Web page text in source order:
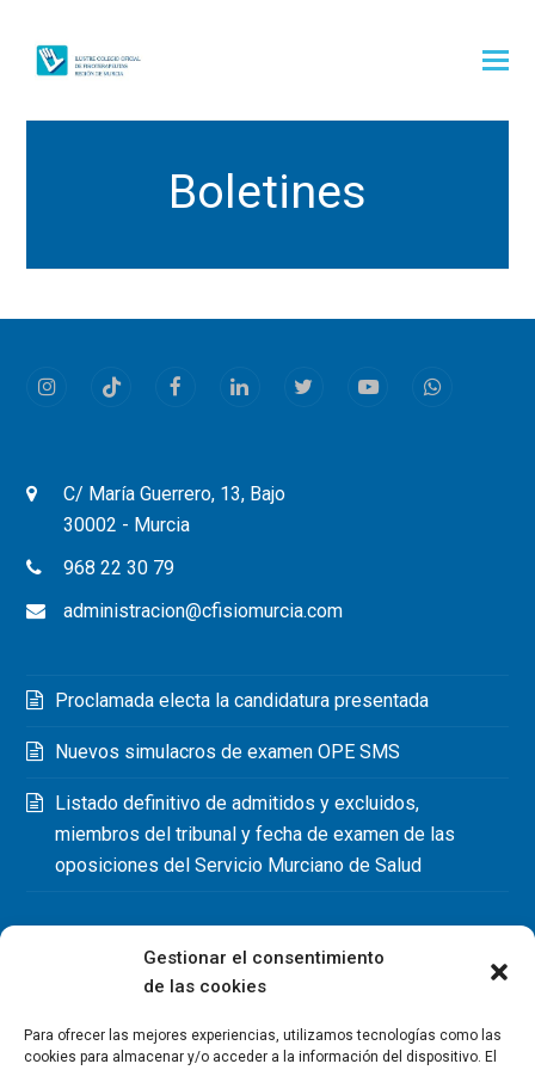
Gestionar el consentimiento
de las cookies
Para ofrecer las mejores experiencias, utilizamos tecnologías como las
cookies para almacenar y/o acceder a la información del dispositivo. El
Boletines
InstagramTiktok FacebookLinkedInTwitterYoutubeWhatsapp
C/ María Guerrero, 13, Bajo
30002 - Murcia
968 22 30 79
administracion@cfisiomurcia.com
Proclamada electa la candidatura presentada
Nuevos simulacros de examen OPE SMS
Listado definitivo de admitidos y excluidos,
miembros del tribunal y fecha de examen de las
oposiciones del Servicio Murciano de Salud